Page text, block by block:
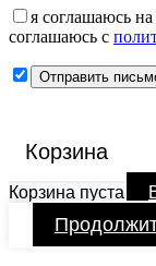
я соглашаюсь на
соглашаюсь с
Корзина
Корзина пуста